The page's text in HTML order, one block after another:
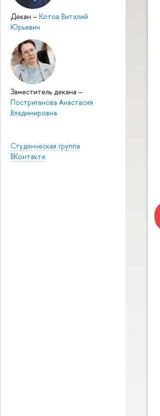
Декан – Котов Виталий
Юрьевич
Заместитель декана –
Постриганова Анастасия
Владимировна
Студенческая группа
ВКонтакте